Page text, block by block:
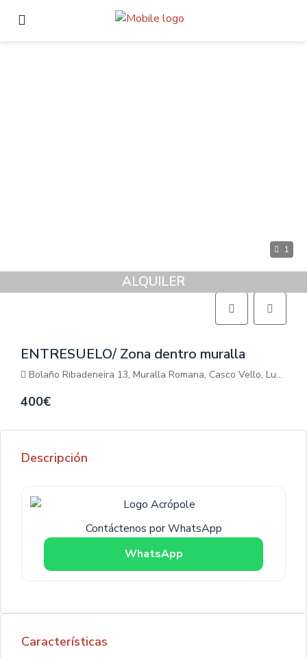
1
ALQUILER
ENTRESUELO/ Zona dentro muralla
Bolaño Ribadeneira 13, Muralla Romana, Casco Vello, Lugo, Galicia, 27001, España
400€
Descripción
Contáctenos por WhatsApp
WhatsApp
Características